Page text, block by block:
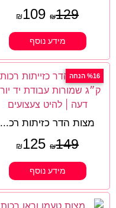
₪129
₪109
מידע נוסף
%16 הנחה
מצות הדר כזיתות רכ...
₪149
₪125
מידע נוסף